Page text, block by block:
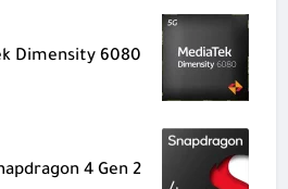
Dimensity 6080
4 Gen 2